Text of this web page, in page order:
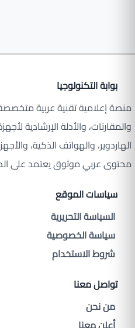
بوابة التكنولوجيا
منصة إعلامية تقنية عربية
والمقارنات، والأدلة الإرشادية
الهاردوير، والهواتف الذكية،
محتوى عربي موثوق يعتمد على
سياسات الموقع
السياسة التحريرية
سياسة الخصوصية
شروط الاستخدام
تواصل معنا
من نحن